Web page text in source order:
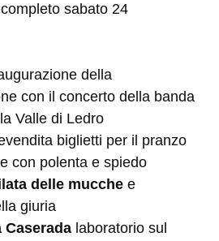
sabato 24
della
con il concerto della banda
Valle di Ledro
biglietti per il pranzo
con polenta e spiedo
delle mucche e
giuria
Caserada laboratorio sul